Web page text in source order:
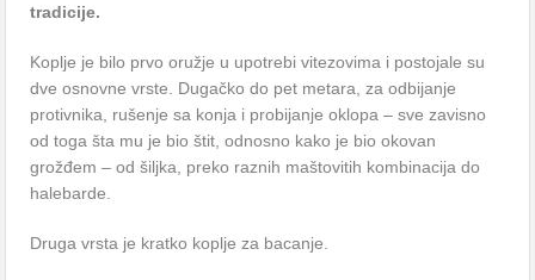
tradicije.
Koplje je bilo prvo oružje u upotrebi vitezovima i postojale su
dve osnovne vrste. Dugačko do pet metara, za odbijanje
protivnika, rušenje sa konja i probijanje oklopa – sve zavisno
od toga šta mu je bio štit, odnosno kako je bio okovan
grožđem – od šiljka, preko raznih maštovitih kombinacija do
halebarde.
Druga vrsta je kratko koplje za bacanje.